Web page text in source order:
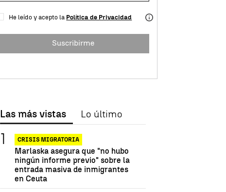
He leído y acepto la Política de Privacidad
Suscribirme
Las más vistas Lo último
CRISIS MIGRATORIA
Marlaska asegura que "no hubo
ningún informe previo" sobre la
entrada masiva de inmigrantes
en Ceuta